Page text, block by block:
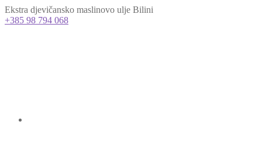
Ekstra djevičansko maslinovo ulje Bilini
+385 98 794 068